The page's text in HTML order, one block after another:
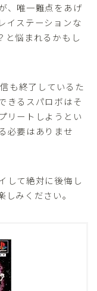
、唯一難点をあげ
イステーションな
と悩まれるかもし
も終了しているた
きるスパロボはそ
リートしようとい
必要はありませ
して絶対に後悔し
みください。